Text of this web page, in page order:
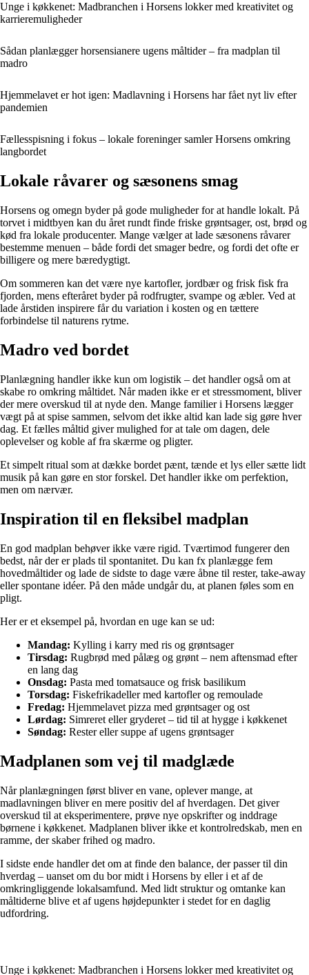
Unge i køkkenet: Madbranchen i Horsens lokker med kreativitet og
karrieremuligheder
Sådan planlægger horsensianere ugens måltider – fra madplan til
madro
Hjemmelavet er hot igen: Madlavning i Horsens har fået nyt liv efter
pandemien
Fællesspisning i fokus – lokale foreninger samler Horsens omkring
langbordet
Lokale råvarer og sæsonens smag
Horsens og omegn byder på gode muligheder for at handle lokalt. På
torvet i midtbyen kan du året rundt finde friske grøntsager, ost, brød og
kød fra lokale producenter. Mange vælger at lade sæsonens råvarer
bestemme menuen – både fordi det smager bedre, og fordi det ofte er
billigere og mere bæredygtigt.
Om sommeren kan det være nye kartofler, jordbær og frisk fisk fra
fjorden, mens efteråret byder på rodfrugter, svampe og æbler. Ved at
lade årstiden inspirere får du variation i kosten og en tættere
forbindelse til naturens rytme.
Madro ved bordet
Planlægning handler ikke kun om logistik – det handler også om at
skabe ro omkring måltidet. Når maden ikke er et stressmoment, bliver
der mere overskud til at nyde den. Mange familier i Horsens lægger
vægt på at spise sammen, selvom det ikke altid kan lade sig gøre hver
dag. Et fælles måltid giver mulighed for at tale om dagen, dele
oplevelser og koble af fra skærme og pligter.
Et simpelt ritual som at dække bordet pænt, tænde et lys eller sætte lidt
musik på kan gøre en stor forskel. Det handler ikke om perfektion,
men om nærvær.
Inspiration til en fleksibel madplan
En god madplan behøver ikke være rigid. Tværtimod fungerer den
bedst, når der er plads til spontanitet. Du kan fx planlægge fem
hovedmåltider og lade de sidste to dage være åbne til rester, take-away
eller spontane idéer. På den måde undgår du, at planen føles som en
pligt.
Her er et eksempel på, hvordan en uge kan se ud:
Mandag: Kylling i karry med ris og grøntsager
Tirsdag: Rugbrød med pålæg og grønt – nem aftensmad efter
en lang dag
Onsdag: Pasta med tomatsauce og frisk basilikum
Torsdag: Fiskefrikadeller med kartofler og remoulade
Fredag: Hjemmelavet pizza med grøntsager og ost
Lørdag: Simreret eller gryderet – tid til at hygge i køkkenet
Søndag: Rester eller suppe af ugens grøntsager
Madplanen som vej til madglæde
Når planlægningen først bliver en vane, oplever mange, at
madlavningen bliver en mere positiv del af hverdagen. Det giver
overskud til at eksperimentere, prøve nye opskrifter og inddrage
børnene i køkkenet. Madplanen bliver ikke et kontrolredskab, men en
ramme, der skaber frihed og madro.
I sidste ende handler det om at finde den balance, der passer til din
hverdag – uanset om du bor midt i Horsens by eller i et af de
omkringliggende lokalsamfund. Med lidt struktur og omtanke kan
måltiderne blive et af ugens højdepunkter i stedet for en daglig
udfordring.
Unge i køkkenet: Madbranchen i Horsens lokker med kreativitet og